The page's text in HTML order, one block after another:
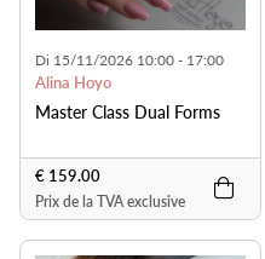
Di 15/11/2026 10:00 - 17:00
Alina Hoyo
Master Class Dual Forms
€ 159.00
Prix de la TVA exclusive